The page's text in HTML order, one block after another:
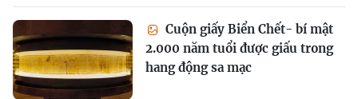
Cuộn giấy Biển Chết- bí mật
2.000 năm tuổi được giấu trong
hang động sa mạc